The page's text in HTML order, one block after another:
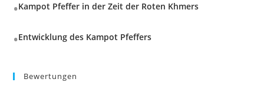
Kampot Pfeffer in der Zeit der Roten Khmers
Entwicklung des Kampot Pfeffers
Bewertungen